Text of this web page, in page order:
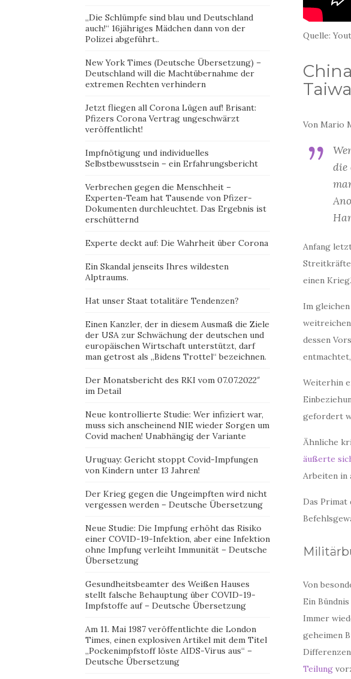
Quelle:
Von Mario
die
Anfang
einen
Im
dessen
Weiterhin
gefordert
Ähnliche
äußerte
Arbeiten in
Das
Von
Ein
Immer
geheimen
Teilung
„Die Schlümpfe sind blau und Deutschland
auch!“ 16jähriges Mädchen dann von der
Polizei abgeführt..
New York Times (Deutsche Übersetzung) –
Deutschland will die Machtübernahme der
extremen Rechten verhindern
Jetzt fliegen all Corona Lügen auf! Brisant:
Pfizers Corona Vertrag ungeschwärzt
veröffentlicht!
Impfnötigung und individuelles
Selbstbewusstsein – ein Erfahrungsbericht
Verbrechen gegen die Menschheit –
Experten-Team hat Tausende von Pfizer-
Dokumenten durchleuchtet. Das Ergebnis ist
erschütternd
Experte deckt auf: Die Wahrheit über Corona
Ein Skandal jenseits Ihres wildesten
Alptraums.
Hat unser Staat totalitäre Tendenzen?
Einen Kanzler, der in diesem Ausmaß die Ziele
der USA zur Schwächung der deutschen und
europäischen Wirtschaft unterstützt, darf
man getrost als „Bidens Trottel“ bezeichnen.
Der Monatsbericht des RKI vom 07.07.2022″
im Detail
Neue kontrollierte Studie: Wer infiziert war,
muss sich anscheinend NIE wieder Sorgen um
Covid machen! Unabhängig der Variante
Uruguay: Gericht stoppt Covid-Impfungen
von Kindern unter 13 Jahren!
Der Krieg gegen die Ungeimpften wird nicht
vergessen werden – Deutsche Übersetzung
Neue Studie: Die Impfung erhöht das Risiko
einer COVID-19-Infektion, aber eine Infektion
ohne Impfung verleiht Immunität – Deutsche
Übersetzung
Gesundheitsbeamter des Weißen Hauses
stellt falsche Behauptung über COVID-19-
Impfstoffe auf – Deutsche Übersetzung
Am 11. Mai 1987 veröffentlichte die London
Times, einen explosiven Artikel mit dem Titel
„Pockenimpfstoff löste AIDS-Virus aus“ –
Deutsche Übersetzung